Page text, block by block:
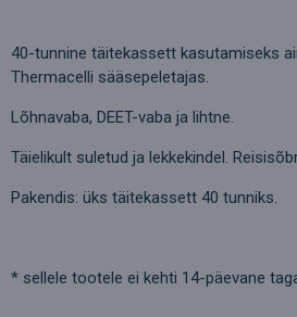
40-tunnine täitekassett kasutamiseks
Thermacelli sääsepeletajas.
Lõhnavaba, DEET-vaba ja lihtne.
Täielikult suletud ja lekkekindel.
Pakendis: üks täitekassett 40 tunniks.
* sellele tootele ei kehti 14-päevane